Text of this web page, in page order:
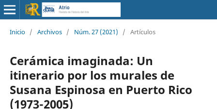
Inicio / Archivos / Núm. 27 (2021) / Artículos
Cerámica imaginada: Un
itinerario por los murales de
Susana Espinosa en Puerto Rico
(1973-2005)